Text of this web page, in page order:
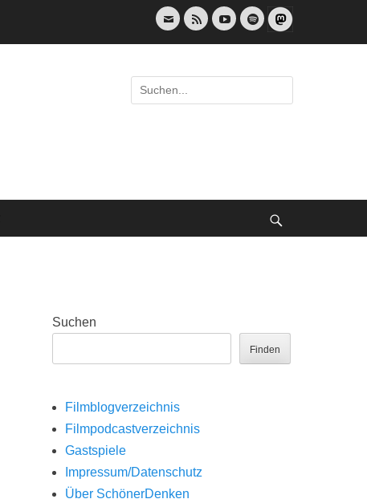
E-
Mail
Feed YouTubeSpotify
Suche
nach:
Suchen
Finden
Filmblogverzeichnis
Filmpodcastverzeichnis
Gastspiele
Impressum/Datenschutz
Über SchönerDenken